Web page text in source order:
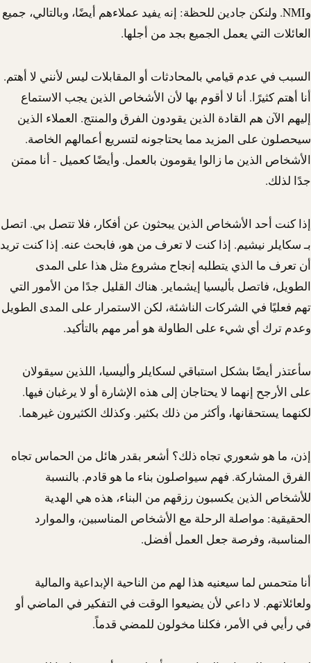
وNMI. ولنكن جادين للحظة: إنه يفيد عملاءهم أيضًا، وبالتالي، جميع
العائلات التي يعمل الجميع بجد من أجلها.
السبب في عدم قيامي بالمحادثات أو المقابلات ليس لأنني لا أهتم.
أنا أهتم كثيرًا. أنا لا أقوم بها لأن الأشخاص الذين يجب الاستماع
إليهم الآن هم القادة الذين يقودون الفرق والمنتج. العملاء الذين
سيحصلون على المزيد مما يحتاجونه لتسريع أعمالهم الخاصة.
الأشخاص الذين ما زالوا يقومون بالعمل. وأيضًا كعميل - أنا ممتن
جدًا لذلك.
إذا كنت أحد الأشخاص الذين يبحثون عن أفكار، فلا تتصل بي. اتصل
بـ سكايلر نيشيم. إذا كنت لا تعرف من هو، فابحث عنه. إذا كنت تريد
أن تعرف ما الذي يتطلبه إنجاح مشروع مثل هذا على المدى
الطويل، فاتصل بأليسيا إيشماير. هناك القليل جدًا من الأمور التي
تهم فعليًا في الشركات الناشئة، لكن الاستمرار على المدى الطويل
وعدم ترك أي شيء على الطاولة هو أمر مهم بالتأكيد.
سأعتذر أيضًا بشكل استباقي لسكايلر وأليسيا، اللذين سيقولان
على الأرجح إنهما لا يحتاجان إلى هذه الإشارة أو لا يرغبان فيها.
لكنهما يستحقانها، وأكثر من ذلك بكثير. وكذلك الكثيرون غيرهما.
إذن، ما هو شعوري تجاه ذلك؟ أشعر بقدر هائل من الحماس تجاه
الفرق المشاركة. فهم سيواصلون بناء ما هو قادم. بالنسبة
للأشخاص الذين يكسبون رزقهم من البناء، هذه هي الهدية
الحقيقية: مواصلة الرحلة مع الأشخاص المناسبين، والموارد
المناسبة، وفرصة جعل العمل أفضل.
أنا متحمس لما سيعنيه هذا لهم من الناحية الإبداعية والمالية
ولعائلاتهم. لا داعي لأن يضيعوا الوقت في التفكير في الماضي أو
في رأيي في الأمر، فكلنا مخولون للمضي قدماً.